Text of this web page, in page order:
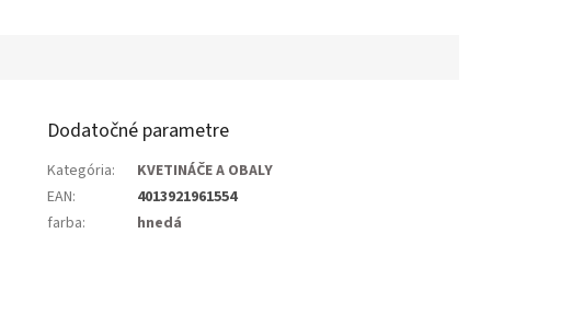
Dodatočné parametre
Kategória:
KVETINÁČE A OBALY
EAN:
4013921961554
farba: hnedá